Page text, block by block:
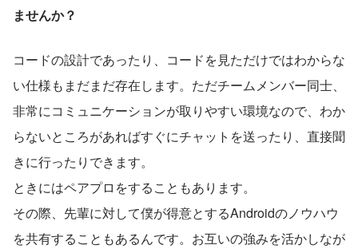
ませんか？
コードの設計であったり、コードを見ただけではわからな
い仕様もまだまだ存在します。ただチームメンバー同士、
非常にコミュニケーションが取りやすい環境なので、わか
らないところがあればすぐにチャットを送ったり、直接聞
きに行ったりできます。
ときにはペアプロをすることもあります。
その際、先輩に対して僕が得意とするAndroidのノウハウ
を共有することもあるんです。お互いの強みを活かしなが